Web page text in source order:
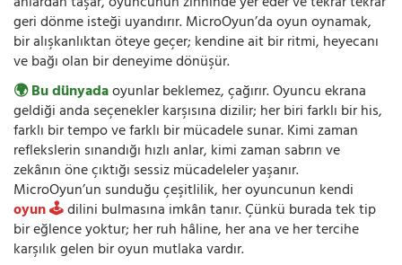
geri dönme isteği uyandırır. MicroOyun’da oyun oynamak,
bir alışkanlıktan öteye geçer; kendine ait bir ritmi, heyecanı
ve bağı olan bir deneyime dönüşür.
🌍 Bu dünyadaoyunlar beklemez, çağırır. Oyuncu ekrana
geldiği anda seçenekler karşısına dizilir; her biri farklı bir his,
farklı bir tempo ve farklı bir mücadele sunar. Kimi zaman
reflekslerin sınandığı hızlı anlar, kimi zaman sabrın ve
zekânın öne çıktığı sessiz mücadeleler yaşanır.
MicroOyun’un sunduğu çeşitlilik, her oyuncunun kendi
oyun 🕹️dilini bulmasına imkân tanır. Çünkü burada tek tip
bir eğlence yoktur; her ruh hâline, her ana ve her tercihe
karşılık gelen bir oyun mutlaka vardır.